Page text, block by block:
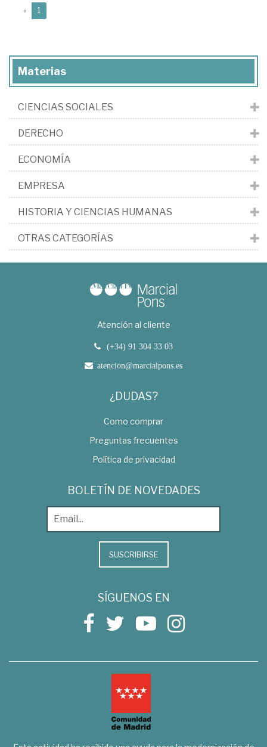
« 1
Materias
CIENCIAS SOCIALES
DERECHO
ECONOMÍA
EMPRESA
HISTORIA Y CIENCIAS HUMANAS
OTRAS CATEGORÍAS
Atención al cliente
(+34) 91 304 33 03
atencion@marcialpons.es
¿DUDAS?
Como comprar
Preguntas frecuentes
Política de privacidad
BOLETÍN DE NOVEDADES
SUSCRIBIRSE
SÍGUENOS EN